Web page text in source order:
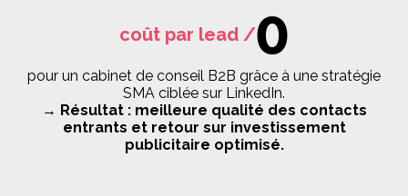
coût par lead /0
pour un cabinet de conseil B2B grâce à une stratégie
SMA ciblée sur LinkedIn.
→ Résultat : meilleure qualité des contacts
entrants et retour sur investissement
publicitaire optimisé.